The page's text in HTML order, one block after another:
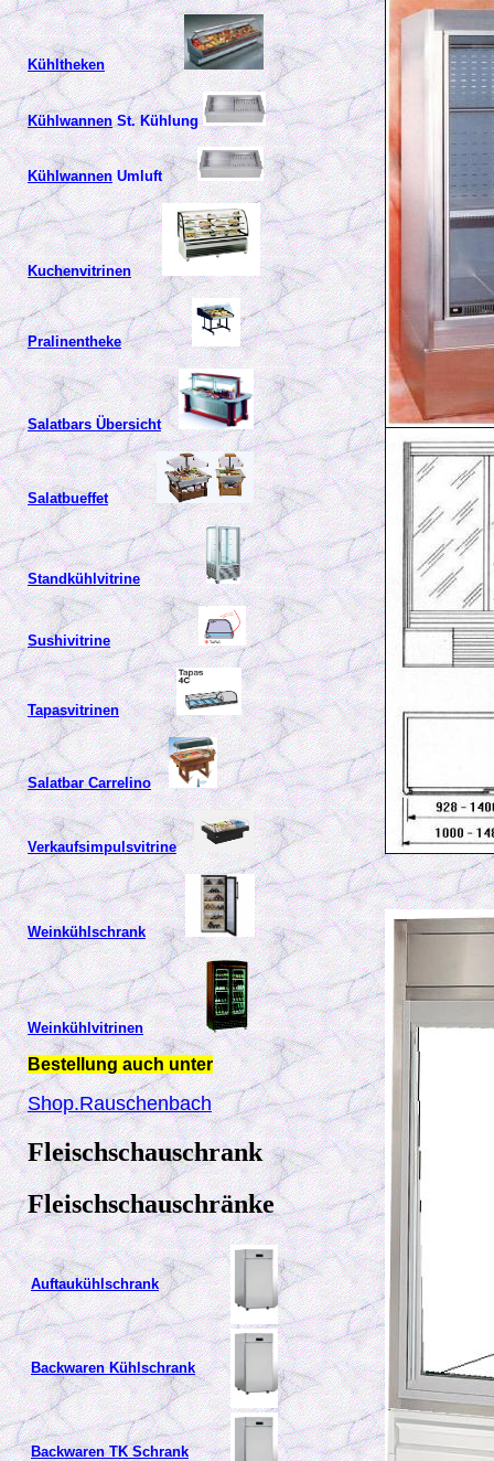
Kühltheken
KühlwannenSt. Kühlung
KühlwannenUmluft
Kuchenvitrinen
Pralinentheke
Salatbars Übersicht
Salatbueffet
Standkühlvitrine
Sushivitrine
Tapasvitrinen
Salatbar Carrelino
Verkaufsimpulsvitrine
Weinkühlschrank
Weinkühlvitrinen
Bestellung auch unter
Shop.Rauschenbach
Fleischschauschrank
Fleischschauschränke
Auftaukühlschrank
Backwaren Kühlschrank
Backwaren TK Schrank